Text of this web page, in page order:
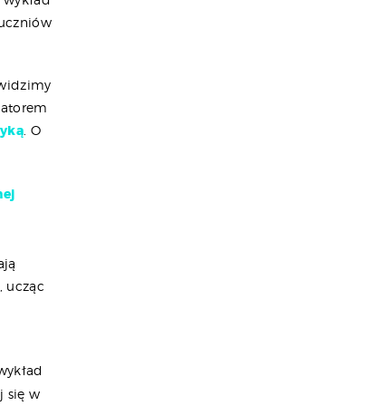
. O
ucząc
się w